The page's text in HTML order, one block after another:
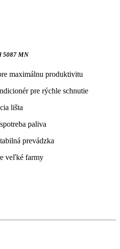
5087 MN
maximálnu produktivitu
pre rýchle schnutie
lišta
paliva
prevádzka
veľké farmy